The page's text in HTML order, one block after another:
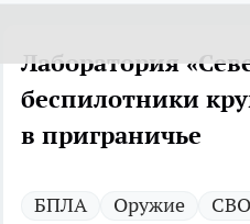
Лаборатория
беспилотники
в приграничье
БПЛА Оружие СВО